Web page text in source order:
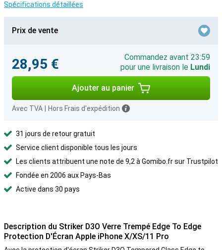
Spécifications détaillées
Prix de vente
28,95 €
Commandez avant 23:59
pour une livraison le Lundi
Ajouter au panier
Avec TVA Hors Frais d'expédition
31 jours de retour gratuit
Service client disponible tous les jours
Les clients attribuent une note de 9,2 à Gomibo.fr sur Trustpilot
Fondée en 2006 aux Pays-Bas
Active dans 30 pays
Description du Striker D3O Verre Trempé Edge To Edge
Protection D'Écran Apple iPhone X/XS/11 Pro